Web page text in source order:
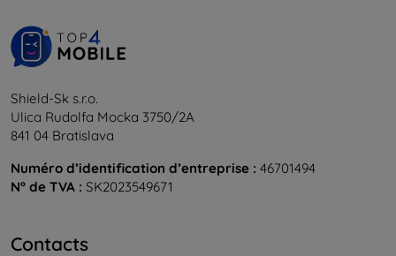
Shield-Sk s.r.o.
Ulica Rudolfa Mocka 3750/2A
841 04 Bratislava
Numéro d’identification d’entreprise : 46701494
N° de TVA : SK2023549671
Contacts